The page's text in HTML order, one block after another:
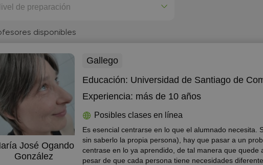
de preparación
disponibles
José Ogando
González
Gallego
Educación: Universidad de Santiago de
Experiencia: más de 10 años
Posibles clases en línea
Es esencial centrarse en lo que el alumnado necesita.
sin saberlo la propia persona), hay que pasar a un
centrase en lo ya aprendido, de tal manera que quede
pesar de que cada persona tiene necesidades